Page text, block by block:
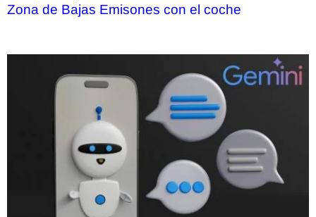
Zona de Bajas Emisones con el coche